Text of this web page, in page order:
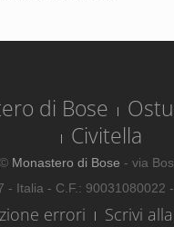
di Bose
Civitella
Monastero di Bose - via
- Italia - C.F.: 90031080022 -
errori Scrivi